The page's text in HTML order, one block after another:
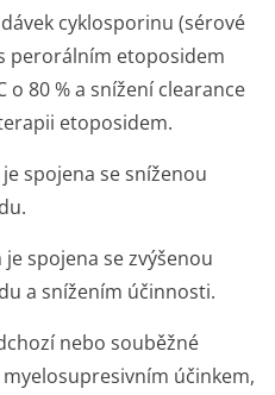
cyklosporinu (sérové
perorálním etoposidem
80 % a snížení clearance
etoposidem.
spojena se sníženou
spojena se zvýšenou
a snížením účinnosti.
nebo souběžné
účinkem,